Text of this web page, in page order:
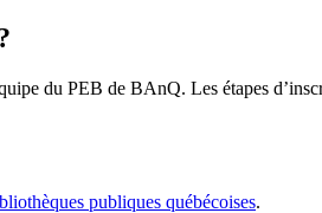
du PEB de BAnQ. Les étapes
publiques québécoises.